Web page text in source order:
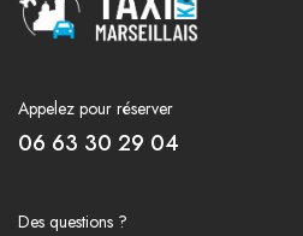
Appelez pour réserver
06 63 30 29 04
Des questions ?